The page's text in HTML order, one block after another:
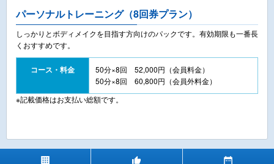
パーソナルトレーニング（8回券プラン）
しっかりとボディメイクを目指す方向けのパックです。有効期限も一番長
くおすすめです。
コース・料金
50分×8回 52,000円（会員料金）
50分×8回 60,800円（会員外料金）
※記載価格はお支払い総額です。